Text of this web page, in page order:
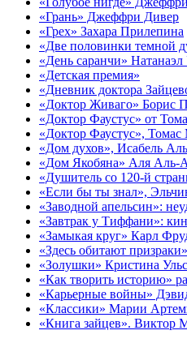
«Грань» Джеффри Дивер
«Грех» Захара Прилепина
«Две половинки темной
«День саранчи» Натанаэл
«Детская премия»
«Дневник доктора
«Доктор Живаго» Борис
«Доктор Фаустус» от
«Доктор Фаустус»,
«Дом духов», Исабель
«Дом Якобяна» Аля Аль-
«Душитель со 120-й
«Если бы ты знал»,
«Заводной апельсин»:
«Завтрак у Тиффани»:
«Замыкая круг» Карл
«Здесь обитают
«Золушки» Кристина
«Как творить историю»
«Карьерные войны»
«Классики» Марии
«Книга зайцев». Виктор